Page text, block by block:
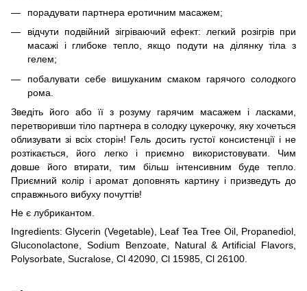
порадувати партнера еротичним масажем;
відчути подвійний зігріваючий ефект: легкий розігрів при
масажі і глибоке тепло, якщо подути на ділянку тіла з
гелем;
побалувати себе вишуканим смаком гарячого солодкого
рома.
Зведіть його або її з розуму гарячим масажем і ласками,
перетворивши тіло партнера в солодку цукерочку, яку хочеться
облизувати зі всіх сторін! Гель досить густої консистенції і не
розтікається, його легко і приємно використовувати. Чим
довше його втирати, тим більш інтенсивним буде тепло.
Приємний колір і аромат доповнять картину і призведуть до
справжнього вибуху почуттів!
Не є лубрикантом.
Ingredients: Glycerin (Vegetable), Leaf Tea Tree Oil, Propanediol,
Gluconolactone, Sodium Benzoate, Natural & Artificial Flavors,
Polysorbate, Sucralose, Cl 42090, Cl 15985, Cl 26100.